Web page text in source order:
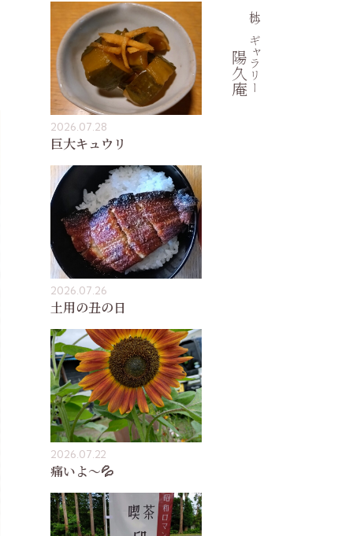
杜のギャラリー
陽久庵
2026.07.28
巨大キュウリ
2026.07.26
土用の丑の日
2026.07.22
痛いよ〜💦